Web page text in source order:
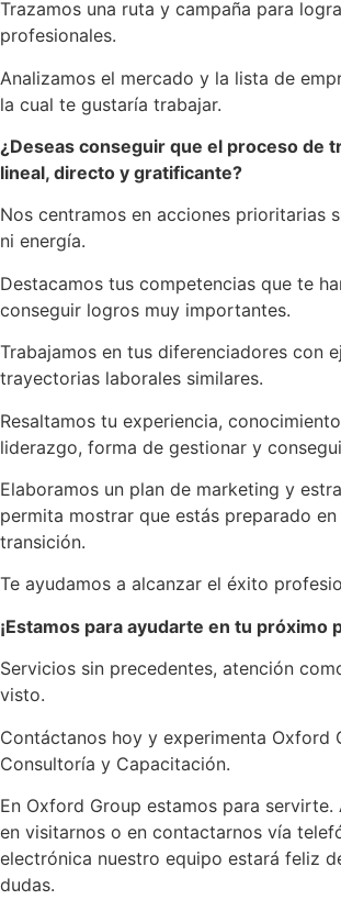
Trazamos una ruta y campaña para
profesionales.
Analizamos el mercado y la lista de
la cual te gustaría trabajar.
¿Deseas conseguir que el proceso de
lineal, directo y gratificante?
Nos centramos en acciones prioritarias
ni energía.
Destacamos tus competencias que te
conseguir logros muy importantes.
Trabajamos en tus diferenciadores con
trayectorias laborales similares.
Resaltamos tu experiencia,
liderazgo, forma de gestionar y
Elaboramos un plan de marketing y
permita mostrar que estás preparado
transición.
Te ayudamos a alcanzar el éxito
¡Estamos para ayudarte en tu próximo
Servicios sin precedentes, atención
visto.
Contáctanos hoy y experimenta Oxford
Consultoría y Capacitación.
En Oxford Group estamos para servirte.
en visitarnos o en contactarnos vía
electrónica nuestro equipo estará feliz
dudas.